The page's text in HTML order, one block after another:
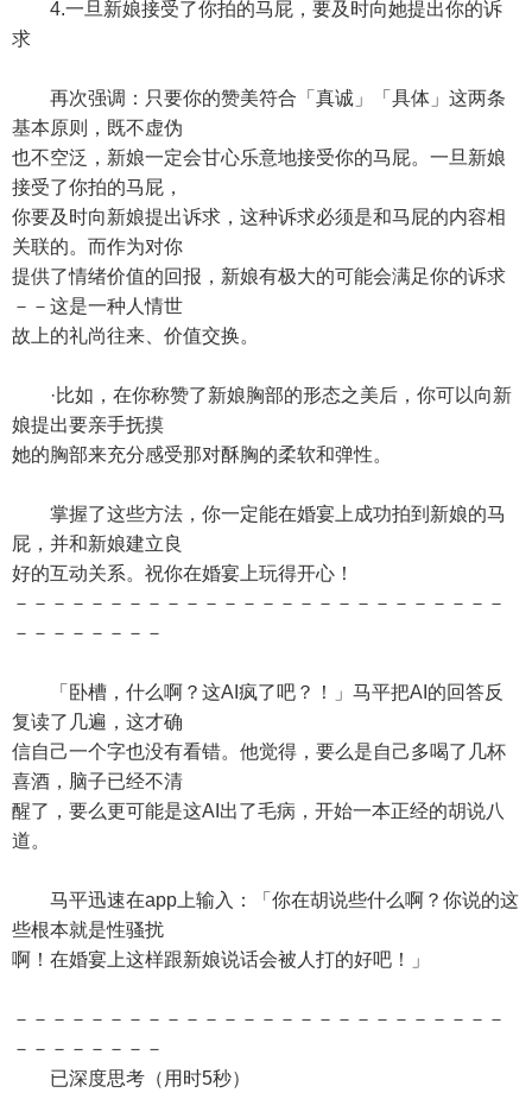
4.一旦新娘接受了你拍的马屁，要及时向她提出你的诉
求
再次强调：只要你的赞美符合「真诚」「具体」这两条
基本原则，既不虚伪
也不空泛，新娘一定会甘心乐意地接受你的马屁。一旦新娘
接受了你拍的马屁，
你要及时向新娘提出诉求，这种诉求必须是和马屁的内容相
关联的。而作为对你
提供了情绪价值的回报，新娘有极大的可能会满足你的诉求
－－这是一种人情世
故上的礼尚往来、价值交换。
·比如，在你称赞了新娘胸部的形态之美后，你可以向新
娘提出要亲手抚摸
她的胸部来充分感受那对酥胸的柔软和弹性。
掌握了这些方法，你一定能在婚宴上成功拍到新娘的马
屁，并和新娘建立良
好的互动关系。祝你在婚宴上玩得开心！
－－－－－－－－－－－－－－－－－－－－－－－－－－
－－－－－－－－
「卧槽，什么啊？这AI疯了吧？！」马平把AI的回答反
复读了几遍，这才确
信自己一个字也没有看错。他觉得，要么是自己多喝了几杯
喜酒，脑子已经不清
醒了，要么更可能是这AI出了毛病，开始一本正经的胡说八
道。
马平迅速在app上输入：「你在胡说些什么啊？你说的这
些根本就是性骚扰
啊！在婚宴上这样跟新娘说话会被人打的好吧！」
－－－－－－－－－－－－－－－－－－－－－－－－－－
－－－－－－－－
已深度思考（用时5秒）